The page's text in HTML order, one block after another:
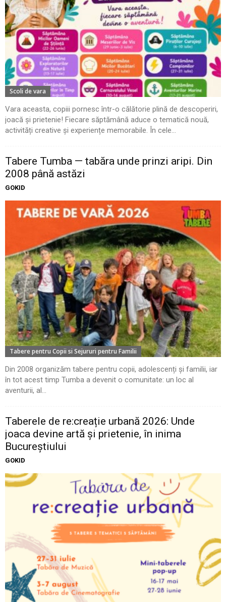
Scoli de vara
Vara aceasta, copiii pornesc într-o călătorie plină de descoperiri,
joacă și prietenie! Fiecare săptămână aduce o tematică nouă,
activități creative și experiențe memorabile. În cele...
Tabere Tumba — tabăra unde prinzi aripi. Din
2008 până astăzi
GOKID
Tabere pentru Copii si Sejururi pentru Familii
Din 2008 organizăm tabere pentru copii, adolescenți și familii, iar
în tot acest timp Tumba a devenit o comunitate: un loc al
aventurii, al...
Taberele de re:creație urbană 2026: Unde
joaca devine artă și prietenie, în inima
Bucureștiului
GOKID